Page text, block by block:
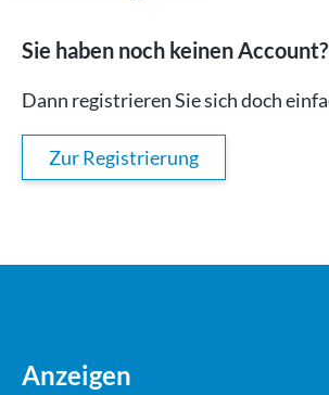
Sie haben noch keinen Account?
Dann registrieren Sie sich doch
Zur Registrierung
Anzeigen